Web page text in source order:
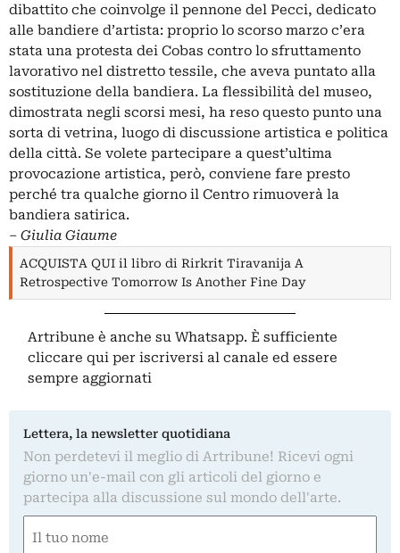
dibattito che coinvolge il pennone del Pecci, dedicato
alle bandiere d’artista: proprio lo scorso marzo c’era
stata una protesta dei Cobas contro lo sfruttamento
lavorativo nel distretto tessile, che aveva puntato alla
sostituzione della bandiera. La flessibilità del museo,
dimostrata negli scorsi mesi, ha reso questo punto una
sorta di vetrina, luogo di discussione artistica e politica
della città. Se volete partecipare a quest’ultima
provocazione artistica, però, conviene fare presto
perché tra qualche giorno il Centro rimuoverà la
bandiera satirica.
– Giulia Giaume
ACQUISTA QUI il libro di Rirkrit Tiravanija A
Retrospective Tomorrow Is Another Fine Day
Artribune è anche su Whatsapp. È sufficiente
cliccare qui per iscriversi al canale ed essere
sempre aggiornati
Lettera, la newsletter quotidiana
Non perdetevi il meglio di Artribune! Ricevi ogni
giorno un'e-mail con gli articoli del giorno e
partecipa alla discussione sul mondo dell'arte.
(Obbligatorio)